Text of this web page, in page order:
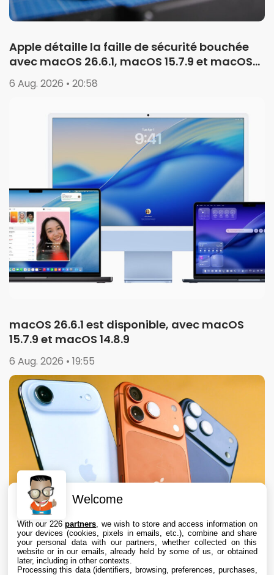
Apple détaille la faille de sécurité bouchée
avec macOS 26.6.1, macOS 15.7.9 et macOS
14.8.9
6 Aug. 2026 • 20:58
macOS 26.6.1 est disponible, avec macOS
15.7.9 et macOS 14.8.9
6 Aug. 2026 • 19:55
Welcome
With our 226partners , we wish to store and access information on
your devices (cookies, pixels in emails, etc.), combine and share
your personal data with our partners, whether collected on this
website or in our emails, already held by some of us, or obtained
later, including in other contexts.
Processing this data (identifiers, browsing, preferences, purchases,